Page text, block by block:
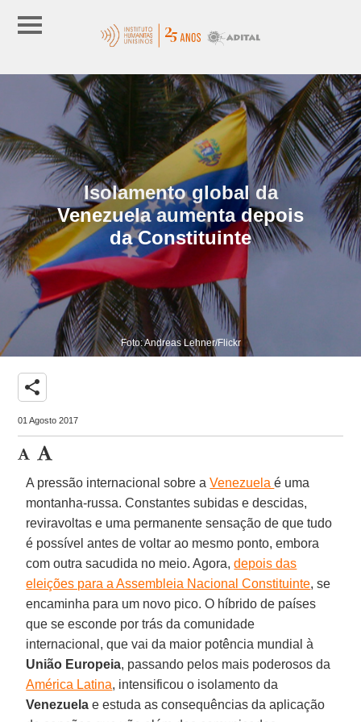
Isolamento global da
Venezuela aumenta depois
da Constituinte
Foto: Andreas Lehner/Flickr
share
01 Agosto 2017
A pressão internacional sobre aVenezuelaé uma
montanha-russa. Constantes subidas e descidas,
reviravoltas e uma permanente sensação de que tudo
é possível antes de voltar ao mesmo ponto, embora
com outra sacudida no meio. Agora,depois das
eleições para a Assembleia Nacional Constituinte, se
encaminha para um novo pico. O híbrido de países
que se esconde por trás da comunidade
internacional, que vai da maior potência mundial à
União Europeia, passando pelos mais poderosos da
América Latina, intensificou o isolamento da
Venezuela e estuda as consequências da aplicação